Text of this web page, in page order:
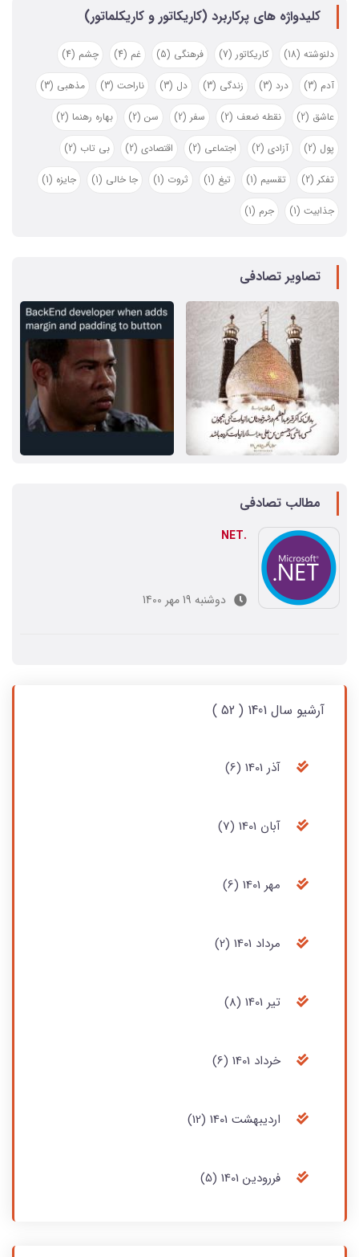
کلیدواژه های پرکاربرد (کاریکاتور و کاریکلماتور)
دلنوشته (18) کاریکاتور (7) فرهنگی (5) غم (4) چشم (4)
آدم (3) درد (3) زندگی (3) دل (3) ناراحت (3) مذهبی (3)
عاشق (2) نقطه ضعف (2) سفر (2) سن (2) بهاره رهنما (2)
پول (2) آزادی (2) اجتماعی (2) اقتصادی (2) بی تاب (2)
تفکر (2) تقسیم (1) تیغ (1) ثروت (1) جا خالی (1) جایزه (1)
جذابیت (1) جرم (1)
تصاویر تصادفی
مطالب تصادفی
.NET
دوشنبه 19 مهر 1400
آرشیو سال 1401 ( 52 )
آذر 1401 (6)
آبان 1401 (7)
مهر 1401 (6)
مرداد 1401 (2)
تير‏ 1401 (8)
خرداد 1401 (6)
ارديبهشت 1401 (12)
فررودين 1401 (5)